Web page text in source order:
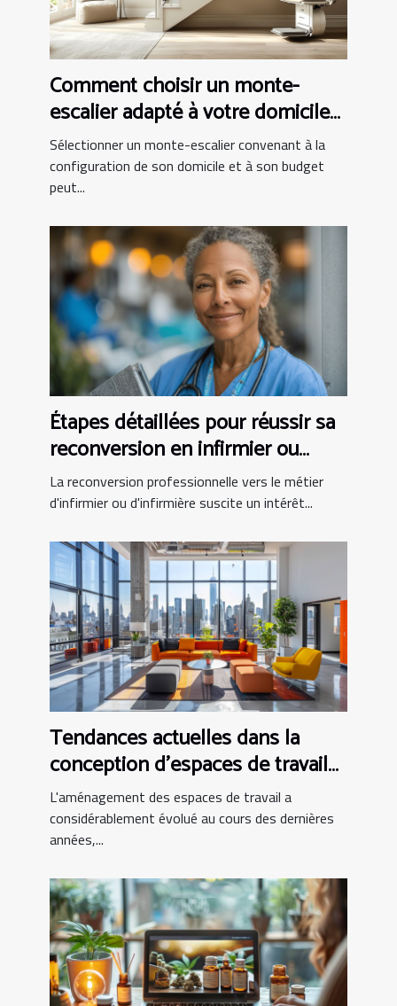
Comment choisir un monte-
escalier adapté à votre domicile
et budget
Sélectionner un monte-escalier convenant à la
configuration de son domicile et à son budget
peut...
Étapes détaillées pour réussir sa
reconversion en infirmier ou
infirmière
La reconversion professionnelle vers le métier
d'infirmier ou d'infirmière suscite un intérêt...
Tendances actuelles dans la
conception d'espaces de travail
modernes
L'aménagement des espaces de travail a
considérablement évolué au cours des dernières
années,...